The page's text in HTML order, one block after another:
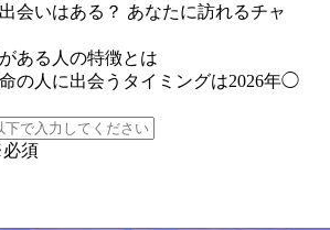
会いはある？ あなたに訪れるチャ
ある人の特徴とは
の人に出会うタイミングは2026年◯
須